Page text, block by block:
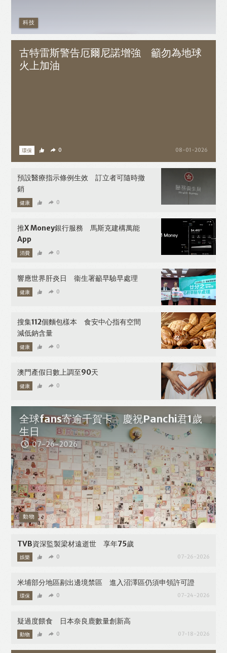
科技
古特雷斯警告厄爾尼諾增強 籲勿為地球
火上加油
環保 08-01-2026
0
預設醫療指示條例生效 訂立者可隨時撤
銷
健康 0
推X Money銀行服務 馬斯克建構萬能
App
消費 07-28-2026
0
響應世界肝炎日 衞生署籲早驗早處理
健康 07-28-2026
0
搜集112個麵包樣本 食安中心指有空間
減低鈉含量
健康 07-27-2026
0
澳門產假日數上調至90天
健康 07-27-2026
0
全球fans寄逾千賀卡 慶祝Panchi君1歲
生日
動物
07-26-2026
TVB資深監製梁材遠逝世 享年75歲
娛樂 07-26-2026
0
米埔部分地區剔出邊境禁區 進入沼澤區仍須申領許可證
環保 07-24-2026
0
疑過度餵食 日本奈良鹿數量創新高
動物 07-18-2026
0